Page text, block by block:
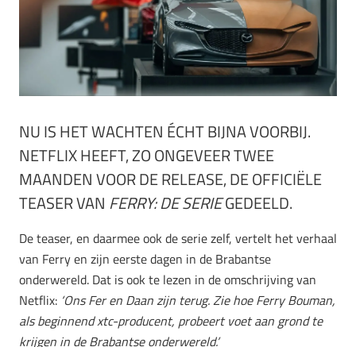
NU IS HET WACHTEN ÉCHT BIJNA VOORBIJ.
NETFLIX HEEFT, ZO ONGEVEER TWEE
MAANDEN VOOR DE RELEASE, DE OFFICIËLE
TEASER VAN FERRY: DE SERIEGEDEELD.
De teaser, en daarmee ook de serie zelf, vertelt het verhaal
van Ferry en zijn eerste dagen in de Brabantse
onderwereld. Dat is ook te lezen in de omschrijving van
Netflix: ‘Ons Fer en Daan zijn terug. Zie hoe Ferry Bouman,
als beginnend xtc-producent, probeert voet aan grond te
krijgen in de Brabantse onderwereld.’